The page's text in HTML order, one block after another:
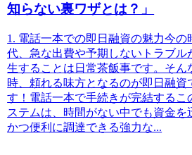
知らない裏ワザとは？」
1. 電話一本での即日融資の魅力今の
代、急な出費や予期しないトラブル
生することは日常茶飯事です。そん
時、頼れる味方となるのが即日融資
す！電話一本で手続きが完結するこ
ステムは、時間がない中でも資金を
かつ便利に調達できる強力な...